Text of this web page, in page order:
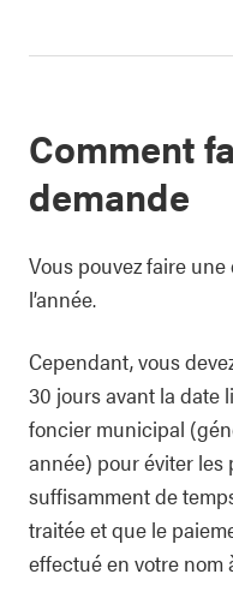
Comment
demande
Vous pouvez faire
l’année.
Cependant, vous
30 jours avant la date
foncier municipal
année) pour éviter les
suffisamment de
traitée et que le
effectué en votre nom